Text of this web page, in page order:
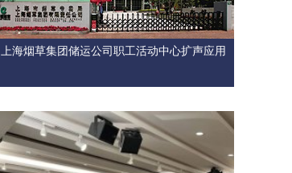
上海烟草集团储运公司职工活动中心扩声应用